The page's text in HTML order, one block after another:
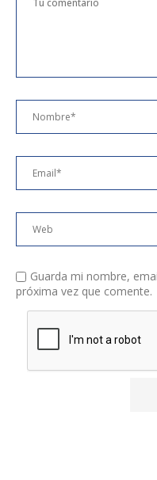
Guarda mi nombre,
próxima vez que comente.